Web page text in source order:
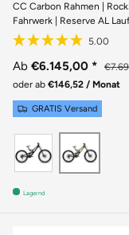
CC Carbon Rahmen |
Fahrwerk | Reserve AL
Ab €6.145,00 *
oder ab €146,52 / Monat
GRATIS Versand
GLOSS
Lagernd